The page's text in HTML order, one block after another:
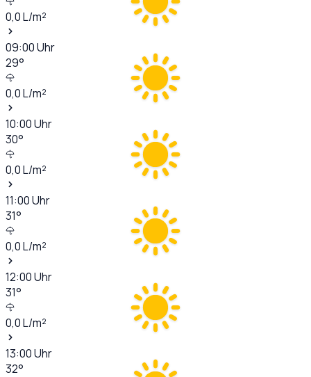
0,0L/m²
09:00Uhr
29°
0,0L/m²
10:00Uhr
30°
0,0L/m²
11:00Uhr
31°
0,0L/m²
12:00Uhr
31°
0,0L/m²
13:00Uhr
32°